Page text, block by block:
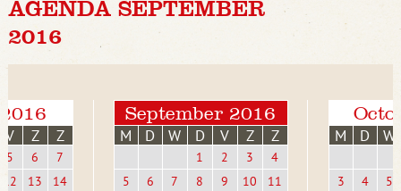
AGENDA SEPTEMBER
2016
V Z Z
5 6
7
12
13
14
September 2016
M D W D V Z Z
1 2 3
4
5
6 7 8 9 10
11
M D W
3 4
5